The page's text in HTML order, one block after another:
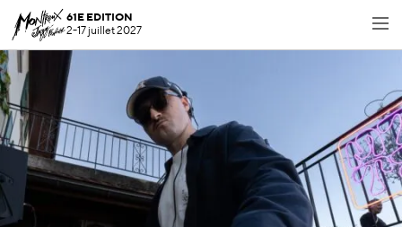
61E EDITION
2-17 juillet 2027